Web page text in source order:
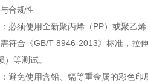
合规性
必须使用全新聚丙烯（PP）或聚乙
符合《GB/T 8946-2013》标准，拉
等测试。
避免使用含铅、镉等重金属的彩色印